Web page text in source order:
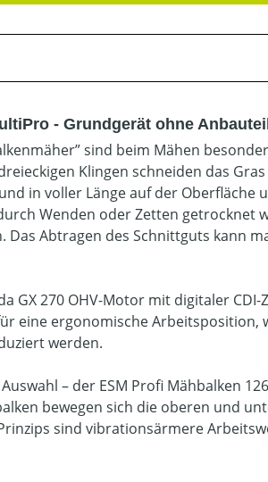
- Grundgerät ohne
sind beim Mähen
Klingen schneiden das
in voller Länge auf der Oberfläche
Wenden oder Zetten getrocknet
Das Abtragen des Schnittguts kann
GX 270 OHV-Motor mit digitaler CDI-
eine ergonomische Arbeitsposition,
werden.
– der ESM Profi Mähbalken
bewegen sich die oberen und
sind vibrationsärmere